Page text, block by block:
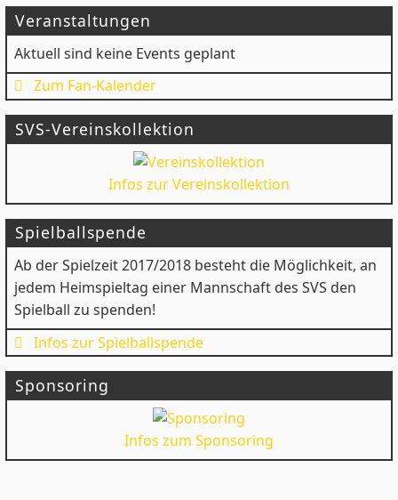
Veranstaltungen
Aktuell sind keine Events geplant
Zum Fan-Kalender
SVS-Vereinskollektion
Infos zur Vereinskollektion
Spielballspende
Ab der Spielzeit 2017/2018 besteht die Möglichkeit, an
jedem Heimspieltag einer Mannschaft des SVS den
Spielball zu spenden!
Infos zur Spielballspende
Sponsoring
Infos zum Sponsoring